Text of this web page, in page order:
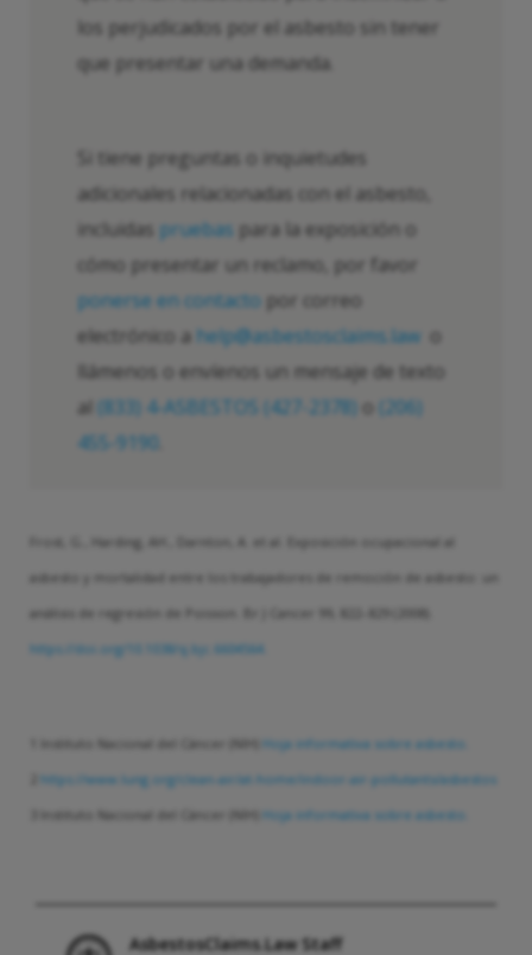
los perjudicados por el asbesto sin tener
que presentar una demanda.
Si tiene preguntas o inquietudes
adicionales relacionadas con el asbesto,
incluidas pruebas para la exposición o
cómo presentar un reclamo, por favor
ponerse en contacto por correo
electrónico a help@asbestosclaims.law
llámenos o envíenos un mensaje de texto
al (833) 4-ASBESTOS (427-2378)
(206)
455-9190
Frost, G., Harding, AH., Darnton, A. et al. Exposición ocupacional al
asbesto y mortalidad entre los trabajadores de remoción de asbesto: un
análisis de regresión de Poisson. Br J Cancer 99, 822–829 (2008).
https://doi.org/10.1038/sj.bjc.6604564.
1 Instituto Nacional del Cáncer (NIH)
Hoja informativa sobre asbesto.
https://www.lung.org/clean-air/at-home/indoor-air-pollutants/asbestos
3 Instituto Nacional del Cáncer (NIH)
Hoja informativa sobre asbesto.
AsbestosClaims.Law Staff